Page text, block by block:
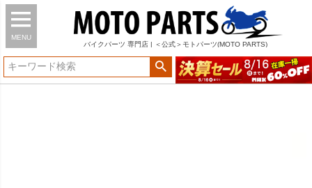
MENU
バイク パーツ 専門店 | ＜公式＞モトパーツ(MOTO PARTS)